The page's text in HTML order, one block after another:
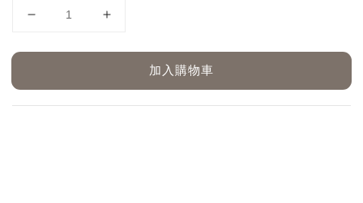
加入購物車